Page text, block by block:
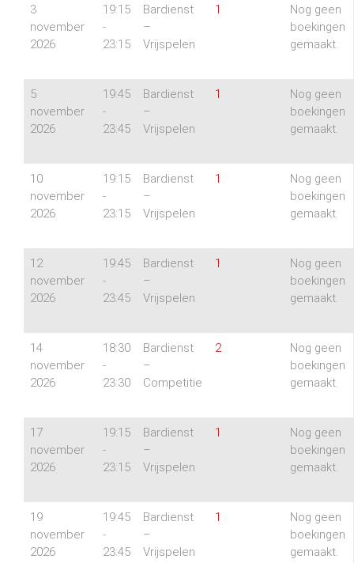
3
november
2026
19:15
-
23:15
Bardienst
–
Vrijspelen
1
Nog geen
boekingen
gemaakt.
5
november
2026
19:45
-
23:45
Bardienst
–
Vrijspelen
1
Nog geen
boekingen
gemaakt.
10
november
2026
19:15
-
23:15
Bardienst
–
Vrijspelen
1
Nog geen
boekingen
gemaakt.
12
november
2026
19:45
-
23:45
Bardienst
–
Vrijspelen
1
Nog geen
boekingen
gemaakt.
14
november
2026
18:30
-
23:30
Bardienst
–
Competitie
2
Nog geen
boekingen
gemaakt.
17
november
2026
19:15
-
23:15
Bardienst
–
Vrijspelen
1
Nog geen
boekingen
gemaakt.
19
november
2026
19:45
-
23:45
Bardienst
–
Vrijspelen
1
Nog geen
boekingen
gemaakt.